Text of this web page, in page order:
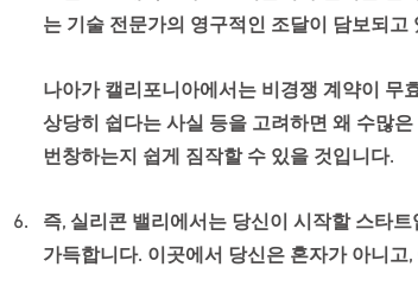
는 기술 전문가의 영구적인 조달이 담보되고
나아가 캘리포니아에서는 비경쟁 계약이 무
상당히 쉽다는 사실 등을 고려하면 왜 수많
번창하는지 쉽게 짐작할 수 있을 것입니다.
즉, 실리콘 밸리에서는 당신이 시작할 스타
가득합니다. 이곳에서 당신은 혼자가 아니고